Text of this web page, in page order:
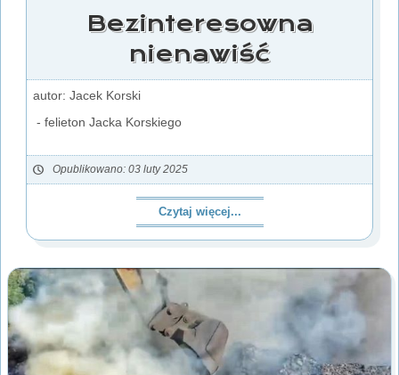
Bezinteresowna
nienawiść
autor: Jacek Korski
- felieton Jacka Korskiego
Opublikowano: 03 luty 2025
Czytaj więcej...